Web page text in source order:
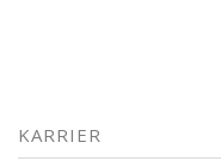
KARRIER